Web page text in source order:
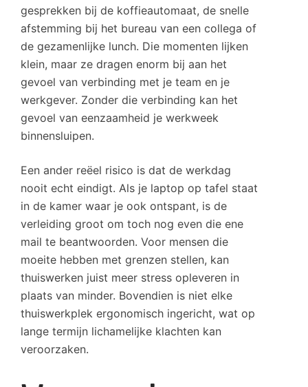
gesprekken bij de koffieautomaat, de snelle
afstemming bij het bureau van een collega of
de gezamenlijke lunch. Die momenten lijken
klein, maar ze dragen enorm bij aan het
gevoel van verbinding met je team en je
werkgever. Zonder die verbinding kan het
gevoel van eenzaamheid je werkweek
binnensluipen.
Een ander reëel risico is dat de werkdag
nooit echt eindigt. Als je laptop op tafel staat
in de kamer waar je ook ontspant, is de
verleiding groot om toch nog even die ene
mail te beantwoorden. Voor mensen die
moeite hebben met grenzen stellen, kan
thuiswerken juist meer stress opleveren in
plaats van minder. Bovendien is niet elke
thuiswerkplek ergonomisch ingericht, wat op
lange termijn lichamelijke klachten kan
veroorzaken.